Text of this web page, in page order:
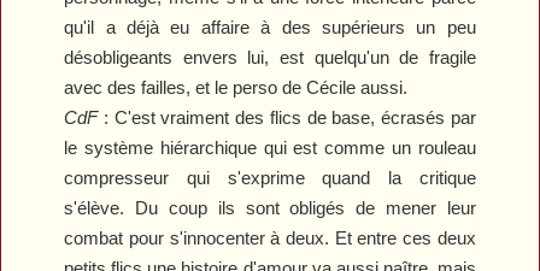
qu'il a déjà eu affaire à des supérieurs un peu
désobligeants envers lui, est quelqu'un de fragile
avec des failles, et le perso de Cécile aussi.
CdF : C'est vraiment des flics de base, écrasés par
le système hiérarchique qui est comme un rouleau
compresseur qui s'exprime quand la critique
s'élève. Du coup ils sont obligés de mener leur
combat pour s'innocenter à deux. Et entre ces deux